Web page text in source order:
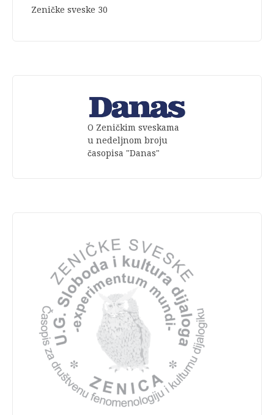
Zeničke sveske 30
O Zeničkim sveskama
u nedeljnom broju
časopisa "Danas"